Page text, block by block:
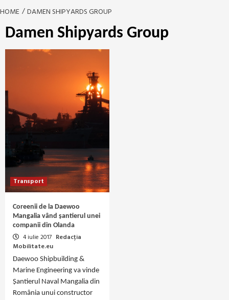
HOME DAMEN SHIPYARDS GROUP
Damen Shipyards Group
Transport
Coreenii de la Daewoo
Mangalia vând șantierul unei
companii din Olanda
4 iulie 2017 Redacția
Mobilitate.eu
Daewoo Shipbuilding &
Marine Engineering va vinde
Șantierul Naval Mangalia din
România unui constructor